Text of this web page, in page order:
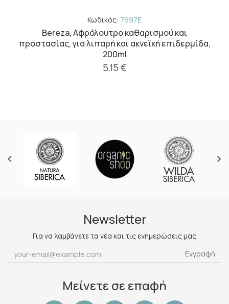
Κωδικός: 7697E
Bereza, Αφρόλουτρο καθαρισμού και
προστασίας, για λιπαρή και ακνεϊκή επιδερμίδα,
200ml
5,15 €
Newsletter
Για να λαμβάνετε τα νέα και τις ενημερώσεις μας
Εγγραφή
Μείνετε σε επαφή